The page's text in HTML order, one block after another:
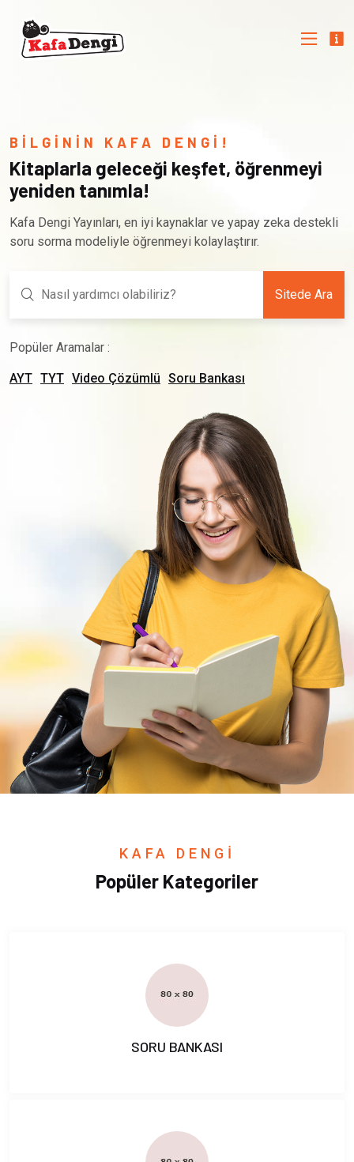
BİLGİNİN KAFA DENGİ!
Kitaplarla geleceği keşfet, öğrenmeyi
yeniden tanımla!
Kafa Dengi Yayınları, en iyi kaynaklar ve yapay zeka destekli
soru sorma modeliyle öğrenmeyi kolaylaştırır.
Sitede Ara
Popüler Aramalar :
AYT TYT Video Çözümlü Soru Bankası
KAFA DENGİ
Popüler Kategoriler
SORU BANKASI